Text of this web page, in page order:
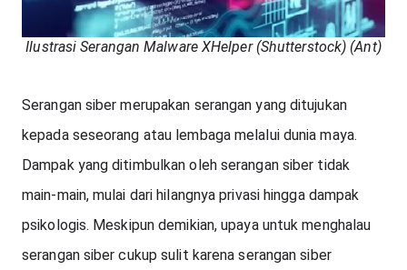
Ilustrasi Serangan Malware XHelper (Shutterstock) (Ant)
Serangan siber merupakan serangan yang ditujukan
kepada seseorang atau lembaga melalui dunia maya.
Dampak yang ditimbulkan oleh serangan siber tidak
main-main, mulai dari hilangnya privasi hingga dampak
psikologis. Meskipun demikian, upaya untuk menghalau
serangan siber cukup sulit karena serangan siber